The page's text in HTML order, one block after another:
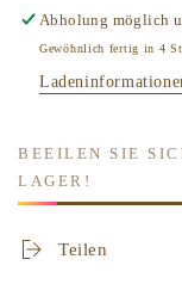
Lime
Abholung möglich
Gewöhnlich fertig in 4
BEEILEN SIE
LAGER!
Teilen